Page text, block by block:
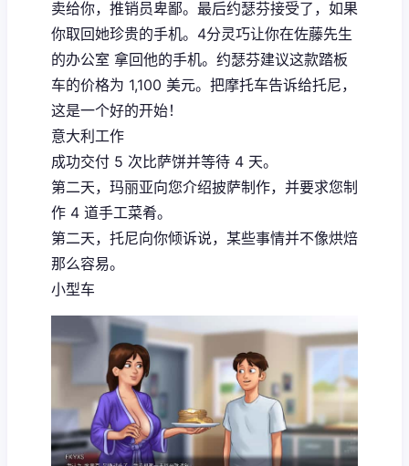
卖给你，推销员卑鄙。最后约瑟芬接受了，如果
你取回她珍贵的手机。4分灵巧让你在佐藤先生
的办公室 拿回他的手机。约瑟芬建议这款踏板
车的价格为 1,100 美元。把摩托车告诉给托尼，
这是一个好的开始！
意大利工作
成功交付 5 次比萨饼并等待 4 天。
第二天，玛丽亚向您介绍披萨制作，并要求您制
作 4 道手工菜肴。
第二天，托尼向你倾诉说，某些事情并不像烘焙
那么容易。
小型车